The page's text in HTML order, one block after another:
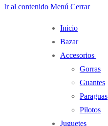
Ir al contenido Menú Cerrar
Inicio
Bazar
Accesorios
Gorras
Guantes
Paraguas
Pilotos
Juguetes